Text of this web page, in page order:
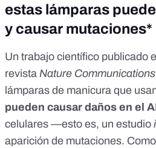
estas lámparas
y causar mutaciones*
Un trabajo científico publicado
revista Nature Communications
lámparas de manicura que
pueden causar daños en el
celulares —esto es, un estudio
aparición de mutaciones.